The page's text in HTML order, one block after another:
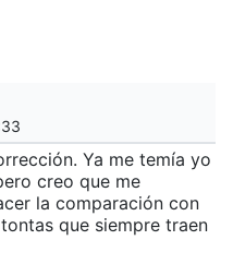
Ya me temía yo
creo que me
la comparación con
que siempre traen